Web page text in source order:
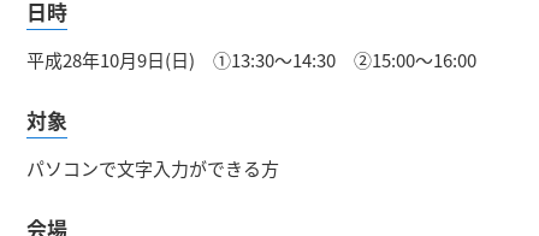
日時
平成28年10月9日(日) ①13:30～14:30 ②15:00～16:00
対象
パソコンで文字入力ができる方
会場